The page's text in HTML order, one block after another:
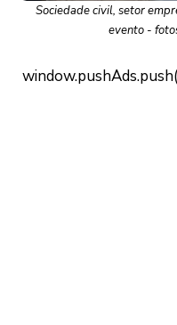
Sociedade civil, setor
evento -